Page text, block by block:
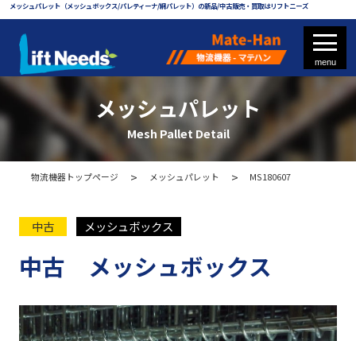
メッシュパレット（メッシュボックス/パレティーナ/網パレット）の新品/中古販売・買取はリフトニーズ
フォークリフト
フォークリフト部品
物流機器 - マテハン
各種パレット
メッシュパレット
Mesh Pallet Detail
物流機器トップページ メッシュパレット MS180607
中古 メッシュボックス
中古 メッシュボックス